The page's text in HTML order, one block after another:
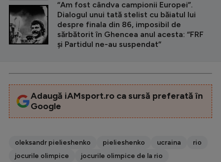
“Am fost cândva campionii Europei”.
Dialogul unui tată stelist cu băiatul lui
despre finala din 86, imposibil de
sărbătorit în Ghencea anul acesta: “FRF
și Partidul ne-au suspendat”
Adaugă iAMsport.ro ca sursă preferată în
Google
oleksandr pielieshenko pielieshenko ucraina
rio
jocurile olimpice
jocurile olimpice de la rio